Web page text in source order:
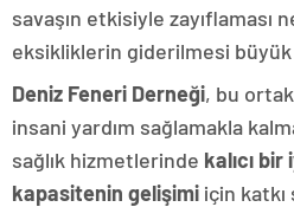
savaşın etkisiyle zayıflaması
eksikliklerin giderilmesi büyük
Deniz Feneri Derneği, bu
insani yardım sağlamakla
sağlık hizmetlerinde kalıcı
kapasitenin gelişimi için katkı